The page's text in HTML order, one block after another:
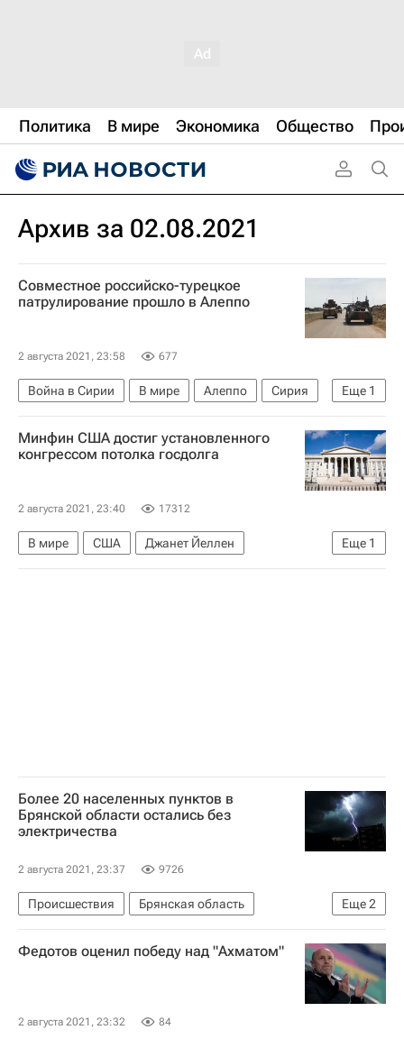
Политика В мире Экономика Общество
Архив за 02.08.2021
Совместное российско-турецкое
патрулирование прошло в Алеппо
2 августа 2021, 23:58 677
Еще 1
Война в Сирии В мире Алеппо
Сирия
Россия
Минфин США достиг установленного
конгрессом потолка госдолга
2 августа 2021, 23:40 17312
Еще 1
В мире США
Джанет Йеллен
Министерство финансов США
Более 20 населенных пунктов в
Брянской области остались без
электричества
2 августа 2021, 23:37 9726
Еще2
Происшествия
Брянская область
Унечский район
МЧС России (Министерство РФ по делам гражданской обороны, чрезвычайным ситуациям и ликвидации последствий стихийных бедствий)
Федотов оценил победу над "Ахматом"
2 августа 2021, 23:32 84